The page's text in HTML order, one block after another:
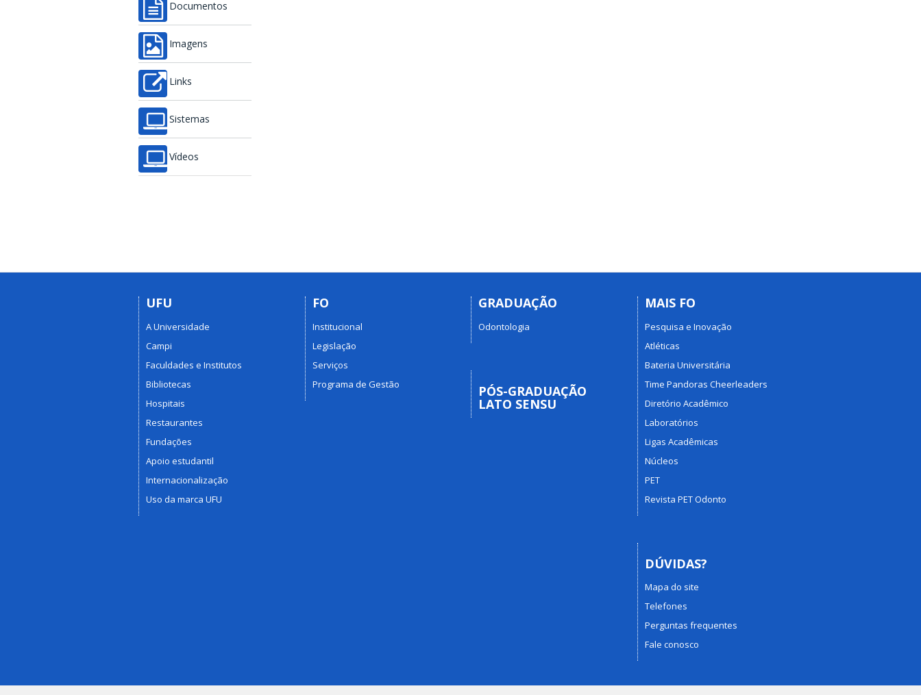
Documentos
Imagens
Links
Sistemas
Vídeos
UFU
A Universidade
Campi
Faculdades e Institutos
Bibliotecas
Hospitais
Restaurantes
Fundações
Apoio estudantil
Internacionalização
Uso da marca UFU
FO
Institucional
Legislação
Serviços
Programa de Gestão
GRADUAÇÃO
Odontologia
PÓS-GRADUAÇÃO
LATO SENSU
MAIS FO
Pesquisa e Inovação
Atléticas
Bateria Universitária
Time Pandoras Cheerleaders
Diretório Acadêmico
Laboratórios
Ligas Acadêmicas
Núcleos
PET
Revista PET Odonto
DÚVIDAS?
Mapa do site
Telefones
Perguntas frequentes
Fale conosco